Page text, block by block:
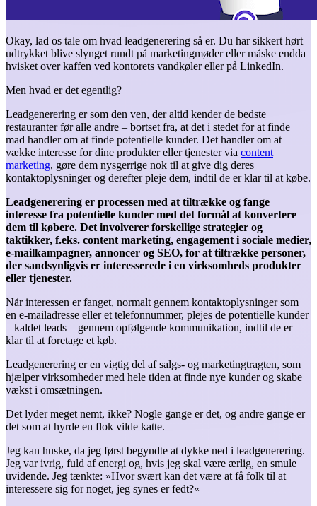
Okay, lad os tale om hvad leadgenerering så er. Du har sikkert hørt
udtrykket blive slynget rundt på marketingmøder eller måske endda
hvisket over kaffen ved kontorets vandkøler eller på LinkedIn.
Men hvad er det egentlig?
Leadgenerering er som den ven, der altid kender de bedste
restauranter før alle andre – bortset fra, at det i stedet for at finde
mad handler om at finde potentielle kunder. Det handler om at
vække interesse for dine produkter eller tjenester via content
marketing, gøre dem nysgerrige nok til at give dig deres
kontaktoplysninger og derefter pleje dem, indtil de er klar til at købe.
Leadgenerering er processen med at tiltrække og fange
interesse fra potentielle kunder med det formål at konvertere
dem til købere. Det involverer forskellige strategier og
taktikker, f.eks. content marketing, engagement i sociale medier,
e-mailkampagner, annoncer og SEO, for at tiltrække personer,
der sandsynligvis er interesserede i en virksomheds produkter
eller tjenester.
Når interessen er fanget, normalt gennem kontaktoplysninger som
en e-mailadresse eller et telefonnummer, plejes de potentielle kunder
– kaldet leads – gennem opfølgende kommunikation, indtil de er
klar til at foretage et køb.
Leadgenerering er en vigtig del af salgs- og marketingtragten, som
hjælper virksomheder med hele tiden at finde nye kunder og skabe
vækst i omsætningen.
Det lyder meget nemt, ikke? Nogle gange er det, og andre gange er
det som at hyrde en flok vilde katte.
Jeg kan huske, da jeg først begyndte at dykke ned i leadgenerering.
Jeg var ivrig, fuld af energi og, hvis jeg skal være ærlig, en smule
uvidende. Jeg tænkte: »Hvor svært kan det være at få folk til at
interessere sig for noget, jeg synes er fedt?«